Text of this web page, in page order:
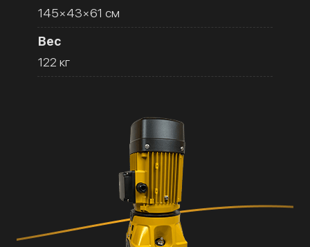
145×43×61 см
Вес
122 кг